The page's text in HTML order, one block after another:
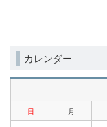
カレンダー
日 月